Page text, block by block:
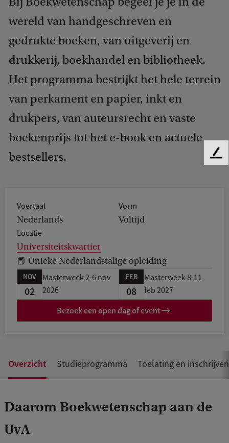
wereld van handgeschreven en
gedrukte boeken, van uitgeverij en
drukkerij, boekhandel en bibliotheek.
Het programma bestrijkt het hele terrein
van perkament en papier, inkt en
drukpers, van auteursrecht en vaste
boekenprijs tot het e-book en actuele
bestsellers.
Voertaal
Nederlands
Vorm
Voltijd
Locatie
Universiteitskwartier
📕 Unieke Nederlandstalige opleiding
NOV
02
Masterweek 2-6 nov
2026
FEB
08
Masterweek 8-11
feb 2027
Bezoek een open dag of event
Overzicht Studieprogramma Toelating en inschrijven
Daarom Boekwetenschap aan de
UvA
F